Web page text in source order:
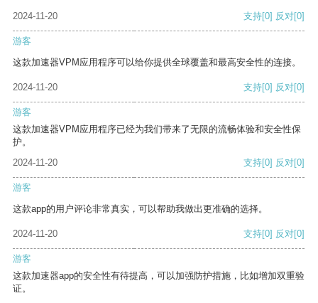
2024-11-20 支持[0] 反对[0]
游客
这款加速器VPM应用程序可以给你提供全球覆盖和最高安全性的连接。
2024-11-20 支持[0] 反对[0]
游客
这款加速器VPM应用程序已经为我们带来了无限的流畅体验和安全性保
护。
2024-11-20
支持[0] 反对[0]
游客
这款app的用户评论非常真实，可以帮助我做出更准确的选择。
2024-11-20 支持[0] 反对[0]
游客
这款加速器app的安全性有待提高，可以加强防护措施，比如增加双重验
证。